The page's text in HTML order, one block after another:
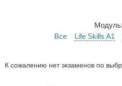
Модуль:
Все
Life Skills A1
К сожалению нет экзаменов по